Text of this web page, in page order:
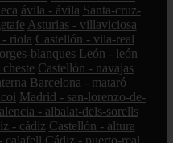
ávila - ávila Santa-cruz-
Asturias - villaviciosa
- riola Castellón - vila-real
blanques León - león
Castellón - navajas
Barcelona - mataró
Madrid - san-lorenzo-de-
- albalat-dels-sorells
- cádiz Castellón - altura